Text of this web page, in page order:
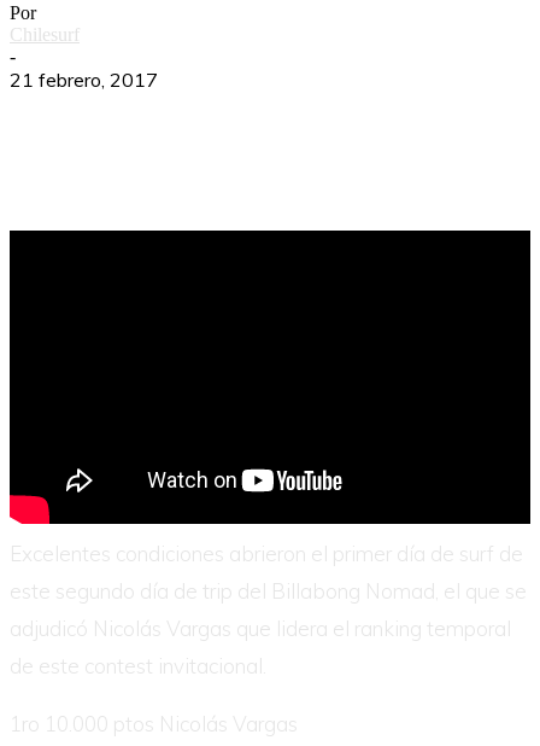
Por
Chilesurf
-
21 febrero, 2017
Excelentes condiciones abrieron el primer día de surf de
este segundo día de trip del Billabong Nomad, el que se
adjudicó Nicolás Vargas que lidera el ranking temporal
de este contest invitacional.
1ro 10.000 ptos Nicolás Vargas